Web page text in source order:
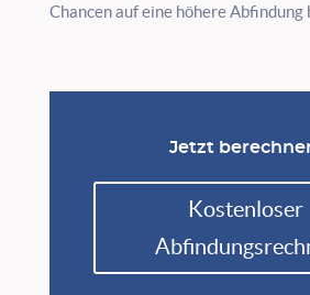
Chancen auf eine höhere Abfindung
Jetzt
Kostenloser